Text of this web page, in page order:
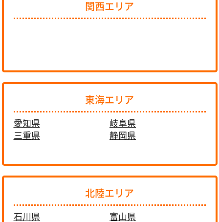
関西エリア
東海エリア
愛知県
岐阜県
三重県
静岡県
北陸エリア
石川県
富山県